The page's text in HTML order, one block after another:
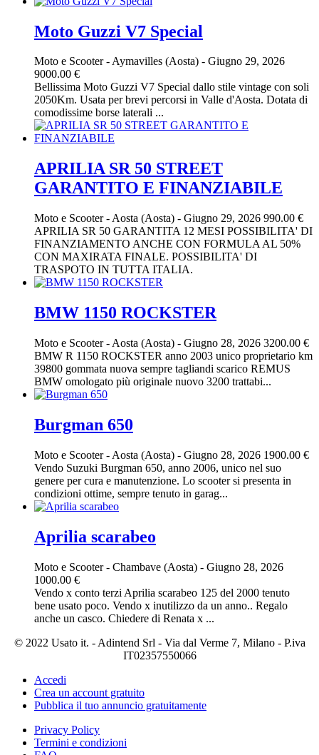
Moto Guzzi V7 Special
Moto e Scooter-Aymavilles (Aosta) - Giugno 29, 2026
9000.00 €
Bellissima Moto Guzzi V7 Special dallo stile vintage con soli
2050Km. Usata per brevi percorsi in Valle d'Aosta. Dotata di
comodissime borse laterali ...
APRILIA SR 50 STREET
GARANTITO E FINANZIABILE
Moto e Scooter- Aosta (Aosta) - Giugno 29, 2026 990.00 €
APRILIA SR 50 GARANTITA 12 MESI POSSIBILITA' DI
FINANZIAMENTO ANCHE CON FORMULA AL 50%
CON MAXIRATA FINALE. POSSIBILITA' DI
TRASPOTO IN TUTTA ITALIA.
BMW 1150 ROCKSTER
Moto e Scooter- Aosta (Aosta) - Giugno 28, 2026 3200.00 €
BMW R 1150 ROCKSTER anno 2003 unico proprietario km
39800 gommata nuova sempre tagliandi scarico REMUS
BMW omologato più originale nuovo 3200 trattabi...
Burgman 650
Moto e Scooter- Aosta (Aosta) - Giugno 28, 2026 1900.00 €
Vendo Suzuki Burgman 650, anno 2006, unico nel suo
genere per cura e manutenzione. Lo scooter si presenta in
condizioni ottime, sempre tenuto in garag...
Aprilia scarabeo
Moto e Scooter- Chambave (Aosta) - Giugno 28, 2026
1000.00 €
Vendo x conto terzi Aprilia scarabeo 125 del 2000 tenuto
bene usato poco. Vendo x inutilizzo da un anno.. Regalo
anche un casco. Chiedere di Renata x ...
© 2022 Usato it. - Adintend Srl - Via dal Verme 7, Milano - P.iva
IT02357550066
Accedi
Crea un account gratuito
Pubblica il tuo annuncio gratuitamente
Privacy Policy
Termini e condizioni